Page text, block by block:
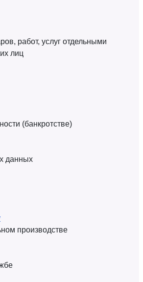
работ, услуг отдельными
лиц
(банкротстве)
данных
производстве